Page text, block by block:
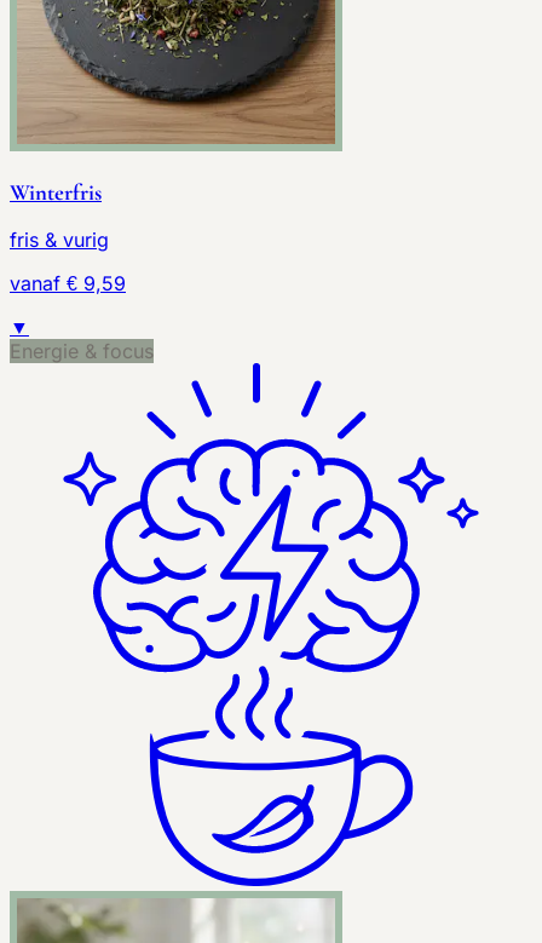
Winterfris
fris & vurig
vanaf € 9,59
▼
Energie & focus